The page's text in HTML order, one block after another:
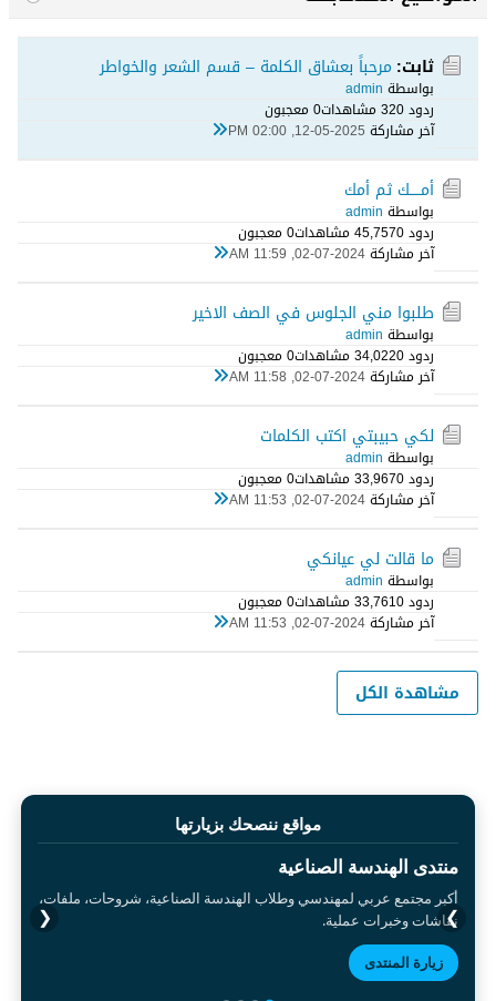
ثابت: مرحباً بعشاق الكلمة – قسم الشعر والخواطر
بواسطة admin
ردود 0 32 مشاهدات
0 معجبون
آخر مشاركة 12-05-2025, 02:00 PM
أمـــــك ثم أمك
بواسطة admin
ردود 0 45,757 مشاهدات
0 معجبون
آخر مشاركة02-07-2024, 11:59 AM
طلبوا مني الجلوس في الصف الاخير
بواسطة admin
ردود 0 34,022 مشاهدات
0 معجبون
آخر مشاركة02-07-2024, 11:58 AM
لكي حبيبتي اكتب الكلمات
بواسطة admin
ردود 0 33,967 مشاهدات
0 معجبون
آخر مشاركة02-07-2024, 11:53 AM
ما قالت لي عيانكي
بواسطة admin
ردود 0 33,761 مشاهدات
0 معجبون
آخر مشاركة02-07-2024, 11:53 AM
مشاهدة الكل
مواقع ننصحك بزيارتها
منتدى الهندسة الصناعية
أكبر مجتمع عربي لمهندسي وطلاب الهندسة الصناعية، شروحات، ملفات،
نقاشات وخبرات عملية.
زيارة المنتدى
❮ ❯